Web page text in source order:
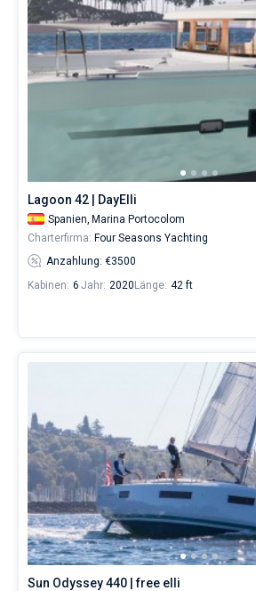
Lagoon 42 | DayElli
Spanien, Marina Portocolom
Charterfirma: Four Seasons Yachting
Anzahlung: €3500
Kabinen: 6 Jahr: 2020 Länge: 42 ft
Sun Odyssey 440 | free elli